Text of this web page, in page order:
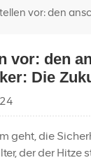
vor: den
vor: den
Die
geht, die
der der Hitze